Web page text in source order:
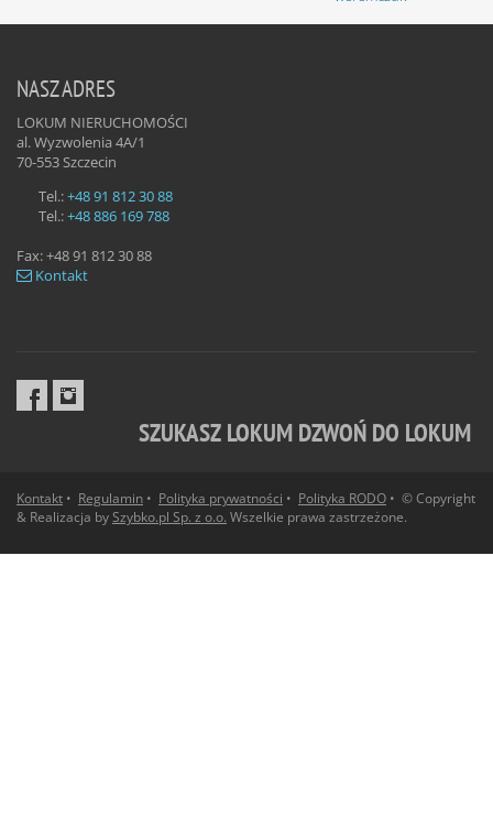
NASZ ADRES
LOKUM NIERUCHOMOŚCI
al. Wyzwolenia 4A/1
70-553Szczecin
Tel.:+48 91 812 30 88
Tel.:+48 886 169 788
Fax:+48 91 812 30 88
Kontakt
SZUKASZ LOKUM DZWOŃ DO LOKUM
Kontakt • Regulamin • Polityka prywatności • Polityka RODO • © Copyright
& Realizacja bySzybko.pl Sp. z o.o. Wszelkie prawa zastrzeżone.